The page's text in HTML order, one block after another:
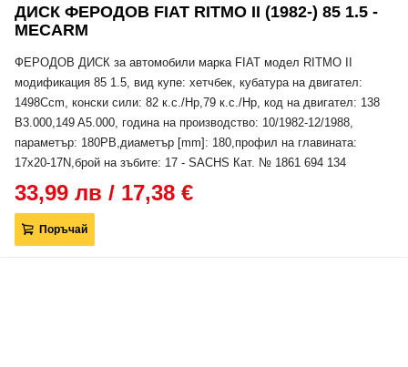
ДИСК ФЕРОДОВ FIAT RITMO II (1982-) 85 1.5 -
MECARM
ФЕРОДОВ ДИСК за автомобили марка FIAT модел RITMO II
модификация 85 1.5, вид купе: хетчбек, кубатура на двигател:
1498Ccm, конски сили: 82 к.с./Hp,79 к.с./Hp, код на двигател: 138
B3.000,149 A5.000, година на производство: 10/1982-12/1988,
параметър: 180PB,диаметър [mm]: 180,профил на главината:
17x20-17N,брой на зъбите: 17 - SACHS Кат. № 1861 694 134
33,99 лв / 17,38 €
Поръчай